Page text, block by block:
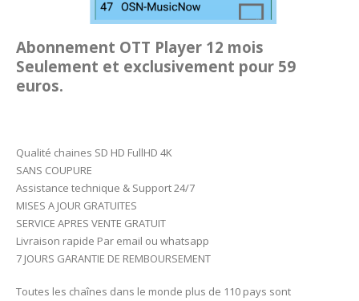
Abonnement OTT Player 12 mois
Seulement et exclusivement pour 59
euros.
Qualité chaines SD HD FullHD 4K
SANS COUPURE
Assistance technique & Support 24/7
MISES A JOUR GRATUITES
SERVICE APRES VENTE GRATUIT
Livraison rapide Par email ou whatsapp
7 JOURS GARANTIE DE REMBOURSEMENT
Toutes les chaînes dans le monde plus de 110 pays sont